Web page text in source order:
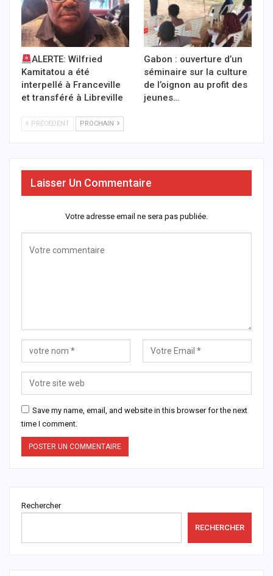
ALERTE: Wilfried
Kamitatou a été
interpellé à Franceville
et transféré à Libreville
Gabon : ouverture d’un
séminaire sur la culture
de l’oignon au profit des
jeunes…
PRÉCÉDENT PROCHAIN
Laisser Un Commentaire
Votre adresse email ne sera pas publiée.
Save my name, email, and website in this browser for the next
time I comment.
Rechercher
RECHERCHER